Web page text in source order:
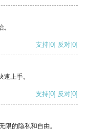
支持[0] 反对[0]
上手。
支持[0] 反对[0]
限的隐私和自由。